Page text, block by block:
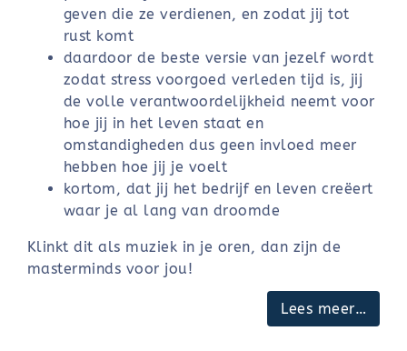
geven die ze verdienen, en zodat jij tot
rust komt
daardoor de beste versie van jezelf wordt
zodat stress voorgoed verleden tijd is, jij
de volle verantwoordelijkheid neemt voor
hoe jij in het leven staat en
omstandigheden dus geen invloed meer
hebben hoe jij je voelt
kortom, dat jij het bedrijf en leven creëert
waar je al lang van droomde
Klinkt dit als muziek in je oren, dan zijn de
masterminds voor jou!
Lees meer…